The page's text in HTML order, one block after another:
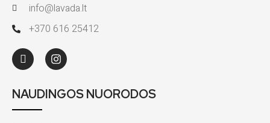
info@lavada.lt
+370 616 25412
NAUDINGOS NUORODOS